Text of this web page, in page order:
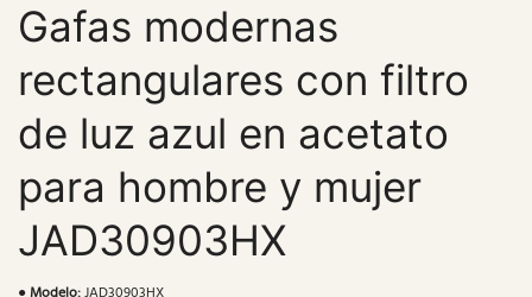
Gafas modernas
rectangulares con filtro
de luz azul en acetato
para hombre y mujer
JAD30903HX